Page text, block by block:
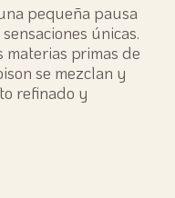
pequeña pausa
únicas.
materias primas de
se mezclan y
refinado y